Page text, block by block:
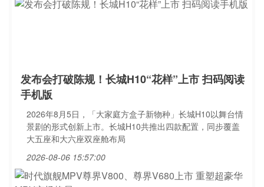
发布会打破陈规！长城H10“花样”上市 扫码阅读
手机版
2026年8月5日，「大家庭方盒子新物种」长城H10以舞台情
景剧的形式创新上市。长城H10共推出四款配置，同步覆盖
大五座和大六座双座舱布局
2026-08-06 15:57:00